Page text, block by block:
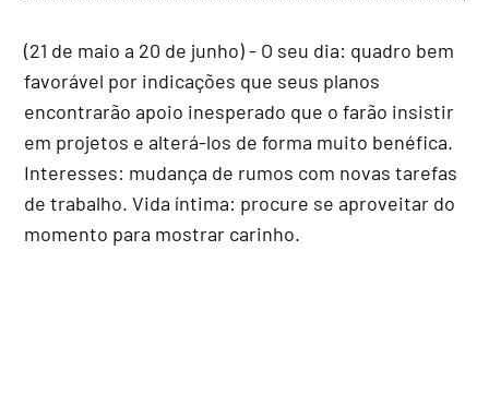
(21 de maio a 20 de junho) - O seu dia: quadro bem
favorável por indicações que seus planos
encontrarão apoio inesperado que o farão insistir
em projetos e alterá-los de forma muito benéfica.
Interesses: mudança de rumos com novas tarefas
de trabalho. Vida íntima: procure se aproveitar do
momento para mostrar carinho.